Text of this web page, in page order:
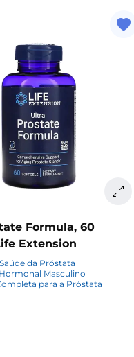
Formula, 60
Extension
da Próstata
Masculino
para a Próstata